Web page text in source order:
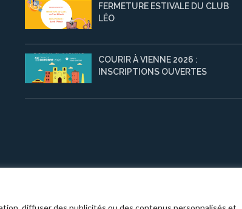
FERMETURE ESTIVALE DU CLUB
LÉO
COURIR À VIENNE 2026 :
INSCRIPTIONS OUVERTES
Léo Lagrange de Vienne· Halcyon | Développé parRara Theme